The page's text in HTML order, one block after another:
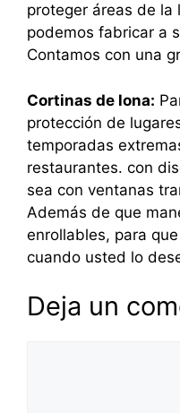
proteger áreas de la
podemos fabricar a
Contamos con una
Cortinas de lona:
protección de
temporadas
restaurantes. con
sea con ventanas
Además de que
enrollables, para
cuando usted lo
Deja un